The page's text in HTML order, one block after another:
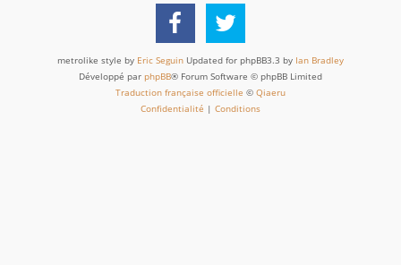
metrolike style by Eric Seguin Updated for phpBB3.3 by Ian Bradley
Développé par phpBB® Forum Software © phpBB Limited
Traduction française officielle © Qiaeru
Confidentialité | Conditions